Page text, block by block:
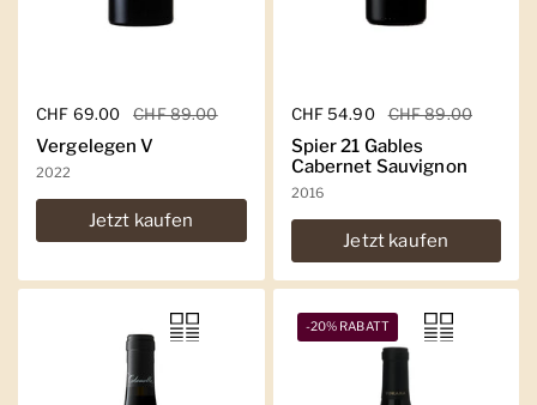
Regulärer Preis
CHF 69.00 Sale-Preis
CHF 89.00
Vergelegen V
2022
Jetzt kaufen
Regulärer Preis
CHF 54.90 Sale-Preis
CHF 89.00
Spier 21 Gables
Cabernet Sauvignon
2016
Jetzt kaufen
-20% RABATT